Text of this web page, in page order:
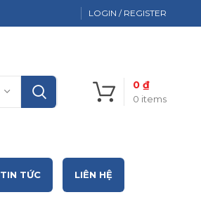
LOGIN / REGISTER
0 items
0₫
TIN TỨC LIÊN HỆ